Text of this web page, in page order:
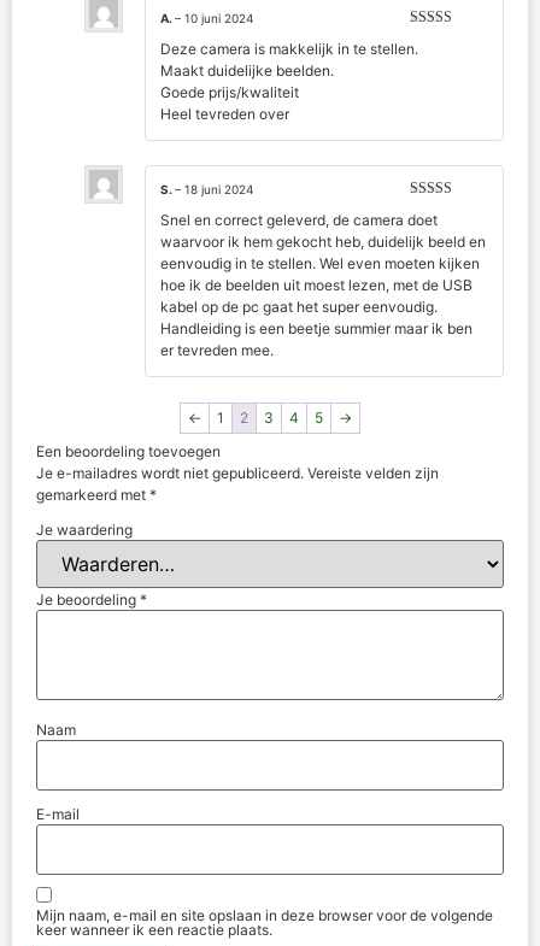
4uit 5
S. – 18 juni 2024
Snel en correct geleverd, de camera doet
waarvoor ik hem gekocht heb, duidelijk beeld en
eenvoudig in te stellen. Wel even moeten kijken
hoe ik de beelden uit moest lezen, met de USB
kabel op de pc gaat het super eenvoudig.
Handleiding is een beetje summier maar ik ben
er tevreden mee.
5uit 5
A. – 10 juni 2024
Deze camera is makkelijk in te stellen.
Maakt duidelijke beelden.
Goede prijs/kwaliteit
Heel tevreden over
← 1 2 3 4 5
→
Een beoordeling toevoegen
Je e-mailadres wordt niet gepubliceerd. Vereiste velden zijn
gemarkeerd met *
Je waardering
Je beoordeling *
Naam
E-mail
Mijn naam, e-mail en site opslaan in deze browser voor de volgende
keer wanneer ik een reactie plaats.